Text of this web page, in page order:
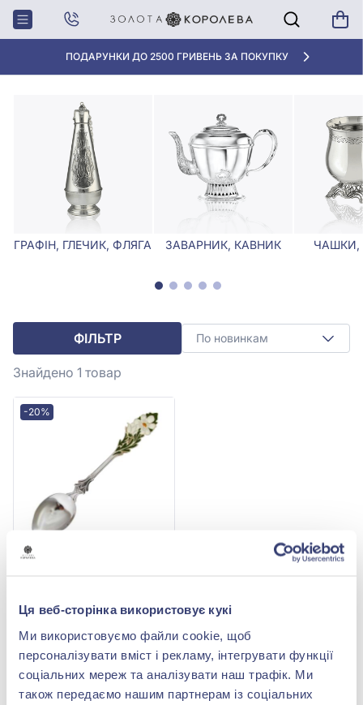
Ця веб-сторінка використовує кукі
Ми використовуємо файли cookie, щоб
персоналізувати вміст і рекламу, інтегрувати функції
соціальних мереж та аналізувати наш трафік. Ми
також передаємо нашим партнерам із соціальних
ПОДАРУНКИ ДО 2500 ГРИВЕНЬ ЗА ПОКУПКУ
Головна Столове срібло Срібні столові ложки з емаллю
СРІБНІ СТОЛОВІ ЛОЖКИ З ЕМАЛЛЮ
ГРАФІН, ГЛЕЧИК, ФЛЯГА ЗАВАРНИК, КАВНИК ЧАШКИ,
ФІЛЬТР По новинкам
Знайдено 1 товар
-20%
арт. Ложка 11 Цветок эм
28 163,00 грн
22 530,40 грн
(арт. Ложка 11 Цветок эм)
Купити